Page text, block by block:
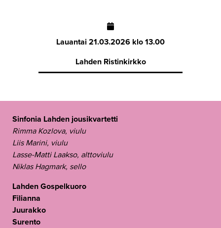
Lauantai21.03.2026 klo 13.00
Lahden Ristinkirkko
Sinfonia Lahden jousikvartetti
Rimma Kozlova, viulu
Liis Marini, viulu
Lasse-Matti Laakso, alttoviulu
Niklas Hagmark, sello
Lahden Gospelkuoro
Filianna
Juurakko
Surento